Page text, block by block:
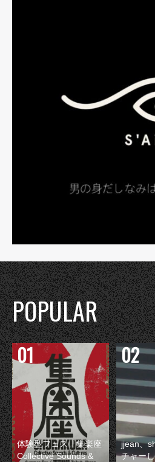
POPULAR
体験型フェス『集楽座
Collective Sounds &
jjean、
チャー